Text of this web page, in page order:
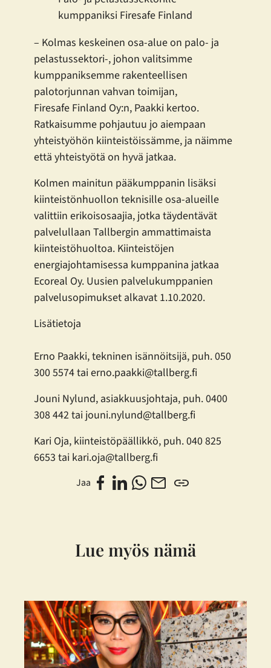
kumppaniksi Firesafe Finland
– Kolmas keskeinen osa-alue on palo- ja
pelastussektori-, johon valitsimme
kumppaniksemme rakenteellisen
palotorjunnan vahvan toimijan,
Firesafe Finland Oy:n, Paakki kertoo.
Ratkaisumme pohjautuu jo aiempaan
yhteistyöhön kiinteistöissämme, ja näimme
että yhteistyötä on hyvä jatkaa.
Kolmen mainitun pääkumppanin lisäksi
kiinteistönhuollon teknisille osa-alueille
valittiin erikoisosaajia, jotka täydentävät
palvelullaan Tallbergin ammattimaista
kiinteistöhuoltoa. Kiinteistöjen
energiajohtamisessa kumppanina jatkaa
Ecoreal Oy. Uusien palvelukumppanien
palvelusopimukset alkavat 1.10.2020.
Lisätietoja
Erno Paakki, tekninen isännöitsijä, puh. 050
300 5574 tai erno.paakki@tallberg.fi
Jouni Nylund, asiakkuusjohtaja, puh. 0400
308 442 tai jouni.nylund@tallberg.fi
Kari Oja, kiinteistöpäällikkö, puh. 040 825
6653 tai kari.oja@tallberg.fi
Jaa
Lue myös nämä